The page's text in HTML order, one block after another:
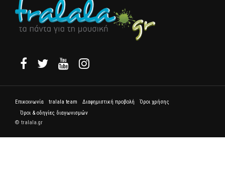
Επικοινωνία tralala team Διαφημιστική προβολή
Όροι χρήσης
Όροι & οδηγίες διαγωνισμών
© tralala.gr